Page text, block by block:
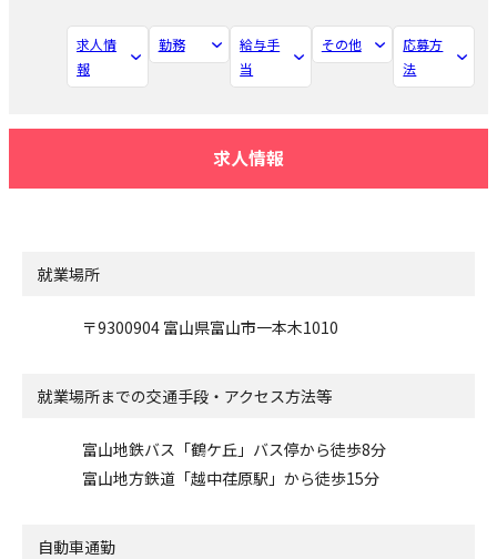
求人情
報
勤務
給与手
当
その他
応募方
法
求人情報
就業場所
〒9300904 富山県富山市一本木1010
就業場所までの交通手段・アクセス方法等
富山地鉄バス「鶴ケ丘」バス停から徒歩8分
富山地方鉄道「越中荏原駅」から徒歩15分
自動車通勤